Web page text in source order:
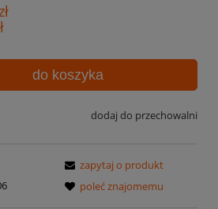
do koszyka
dodaj do przechowalni
zapytaj o produkt
poleć znajomemu